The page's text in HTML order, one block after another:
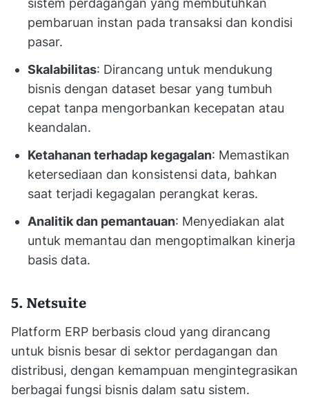
sistem perdagangan yang membutuhkan
pembaruan instan pada transaksi dan kondisi
pasar.
Skalabilitas: Dirancang untuk mendukung
bisnis dengan dataset besar yang tumbuh
cepat tanpa mengorbankan kecepatan atau
keandalan.
Ketahanan terhadap kegagalan: Memastikan
ketersediaan dan konsistensi data, bahkan
saat terjadi kegagalan perangkat keras.
Analitik dan pemantauan: Menyediakan alat
untuk memantau dan mengoptimalkan kinerja
basis data.
5. Netsuite
Platform ERP berbasis cloud yang dirancang
untuk bisnis besar di sektor perdagangan dan
distribusi, dengan kemampuan mengintegrasikan
berbagai fungsi bisnis dalam satu sistem.